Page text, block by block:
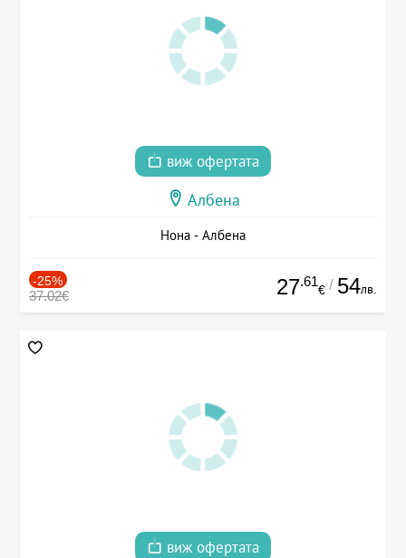
виж офертата
Албена
Нона - Албена
-25%
37.02€ 27.61
€ / 54лв.
виж офертата